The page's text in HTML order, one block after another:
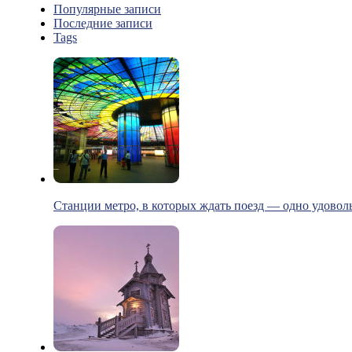
Популярные записи
Последние записи
Tags
Станции метро, в которых ждать поезд — одно